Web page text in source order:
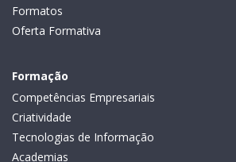
Formatos
Oferta Formativa
Formação
Competências Empresariais
Criatividade
Tecnologias de Informação
Academias